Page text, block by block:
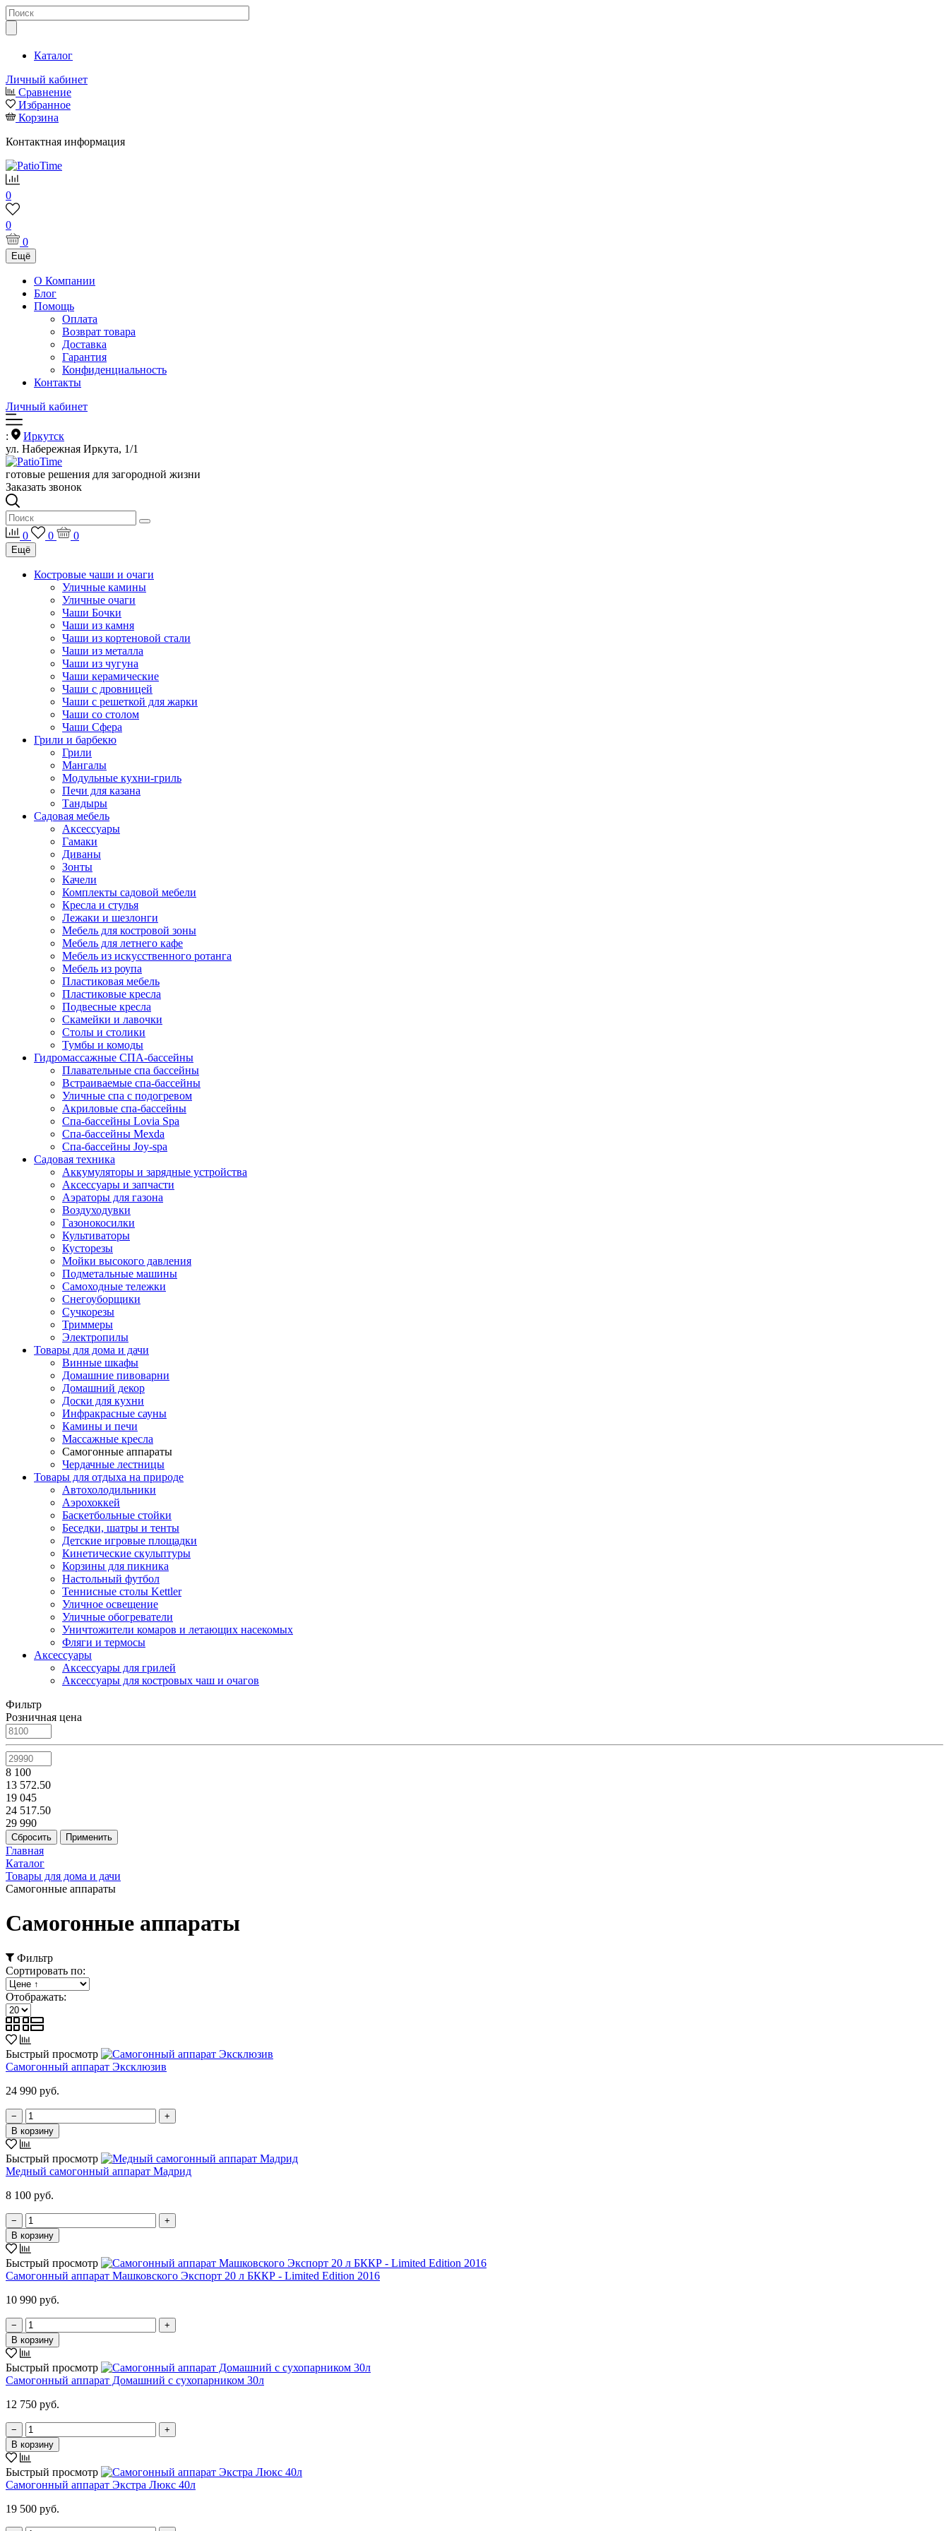
Каталог
Личный кабинет
Сравнение
Избранное
Корзина
Контактная информация
0
0
0
Ещё
О Компании
Блог
Помощь
Оплата
Возврат товара
Доставка
Гарантия
Конфиденциальность
Контакты
Личный кабинет
:
Иркутск
ул. Набережная Иркута, 1/1
готовые решения для загородной жизни
Заказать звонок
0 0 0
Ещё
Костровые чаши и очаги
Уличные камины
Уличные очаги
Чаши Бочки
Чаши из камня
Чаши из кортеновой стали
Чаши из металла
Чаши из чугуна
Чаши керамические
Чаши с дровницей
Чаши с решеткой для жарки
Чаши со столом
Чаши Сфера
Грили и барбекю
Грили
Мангалы
Модульные кухни-гриль
Печи для казана
Тандыры
Садовая мебель
Аксессуары
Гамаки
Диваны
Зонты
Качели
Комплекты садовой мебели
Кресла и стулья
Лежаки и шезлонги
Мебель для костровой зоны
Мебель для летнего кафе
Мебель из искусственного ротанга
Мебель из роупа
Пластиковая мебель
Пластиковые кресла
Подвесные кресла
Скамейки и лавочки
Столы и столики
Тумбы и комоды
Гидромассажные СПА-бассейны
Плавательные спа бассейны
Встраиваемые спа-бассейны
Уличные спа с подогревом
Акриловые спа-бассейны
Спа-бассейны Lovia Spa
Спа-бассейны Mexda
Спа-бассейны Joy-spa
Садовая техника
Аккумуляторы и зарядные устройства
Аксессуары и запчасти
Аэраторы для газона
Воздуходувки
Газонокосилки
Культиваторы
Кусторезы
Мойки высокого давления
Подметальные машины
Самоходные тележки
Снегоуборщики
Сучкорезы
Триммеры
Электропилы
Товары для дома и дачи
Винные шкафы
Домашние пивоварни
Домашний декор
Доски для кухни
Инфракрасные сауны
Камины и печи
Массажные кресла
Самогонные аппараты
Чердачные лестницы
Товары для отдыха на природе
Автохолодильники
Аэрохоккей
Баскетбольные стойки
Беседки, шатры и тенты
Детские игровые площадки
Кинетические скульптуры
Корзины для пикника
Настольный футбол
Теннисные столы Kettler
Уличное освещение
Уличные обогреватели
Уничтожители комаров и летающих насекомых
Фляги и термосы
Аксессуары
Аксессуары для грилей
Аксессуары для костровых чаш и очагов
Фильтр
Розничная цена
8 100
13 572.50
19 045
24 517.50
29 990
Главная
Каталог
Товары для дома и дачи
Самогонные аппараты
Самогонные аппараты
Фильтр
Сортировать по:
Отображать:
Быстрый просмотр
Самогонный аппарат Эксклюзив
24 990 руб.
−
+
В корзину
Быстрый просмотр
Медный самогонный аппарат Мадрид
8 100 руб.
−
+
В корзину
Быстрый просмотр
Самогонный аппарат Машковского Экспорт 20 л БККР - Limited Edition 2016
10 990 руб.
−
+
В корзину
Быстрый просмотр
Самогонный аппарат Домашний с сухопарником 30л
12 750 руб.
−
+
В корзину
Быстрый просмотр
Самогонный аппарат Экстра Люкс 40л
19 500 руб.